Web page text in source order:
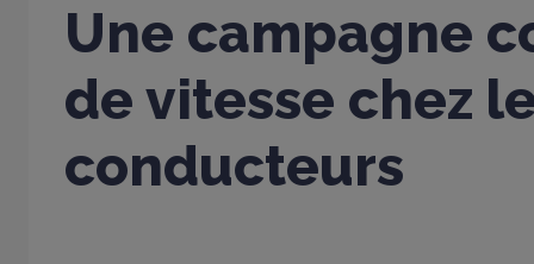
Une campagne
de vitesse chez
conducteurs